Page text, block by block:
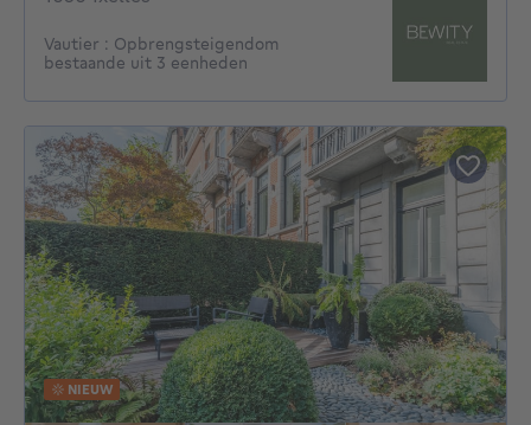
Vautier : Opbrengsteigendom
bestaande uit 3 eenheden
NIEUW